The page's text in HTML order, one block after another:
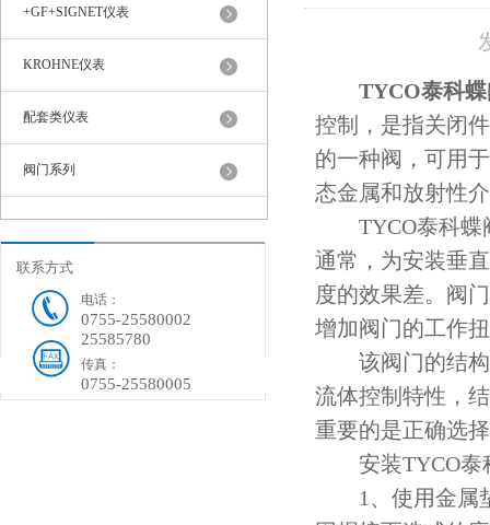
+GF+SIGNET仪表
KROHNE仪表
配套类仪表
阀门系列
联系方式
电话：
0755-25580002
25585780
传真：
0755-25580005
TYCO泰科
控制，是指关闭
的一种阀，可用
态金属和放射性
TYCO泰科蝶阀
通常，为安装垂
度的效果差。阀
增加阀门的工作
该阀门的结构
流体控制特性，
重要的是正确选
安装TYCO泰
1、使用金属垫